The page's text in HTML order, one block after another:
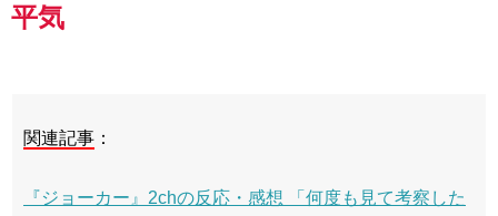
平気
関連記事 ：
『ジョーカー』2chの反応・感想 「何度も見て考察した